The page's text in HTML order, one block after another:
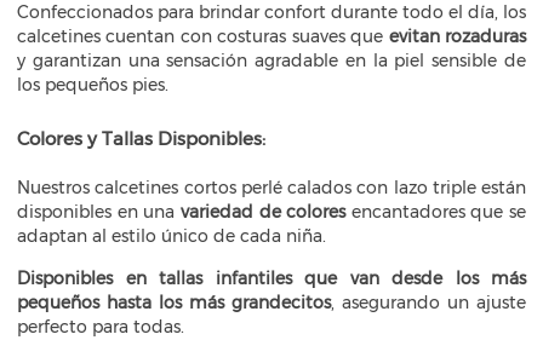
Confeccionados para brindar confort durante todo el día, los
calcetines cuentan con costuras suaves que evitan rozaduras
y garantizan una sensación agradable en la piel sensible de
los pequeños pies.
Colores y Tallas Disponibles:
Nuestros calcetines cortos perlé calados con lazo triple están
disponibles en una variedad de coloresencantadores que se
adaptan al estilo único de cada niña.
Disponibles en tallas infantiles que van desde los más
pequeños hasta los más grandecitos, asegurando un ajuste
perfecto para todas.